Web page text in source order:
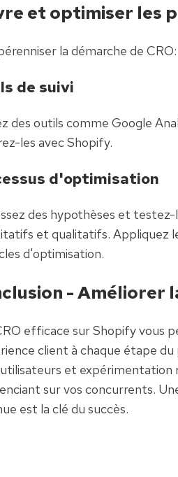
et optimiser les
la démarche de CRO:
de suivi
des outils comme Google
les avec Shopify.
d'optimisation
des hypothèses et
et qualitatifs. Appliquez
d'optimisation.
- Améliorer
efficace sur Shopify vous
client à chaque étape
et expérimentation
sur vos concurrents.
est la clé du succès.